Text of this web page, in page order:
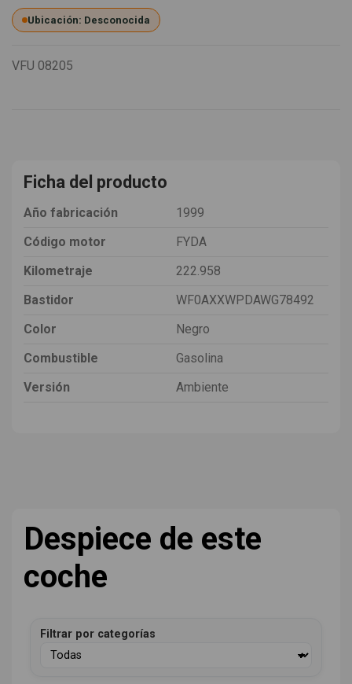
Ubicación: Desconocida
VFU 08205
Ficha del producto
Año fabricación
1999
Código motor
FYDA
Kilometraje
222.958
Bastidor
WF0AXXWPDAWG78492
Color
Negro
Combustible
Gasolina
Versión
Ambiente
Despiece de este
coche
Filtrar por categorías